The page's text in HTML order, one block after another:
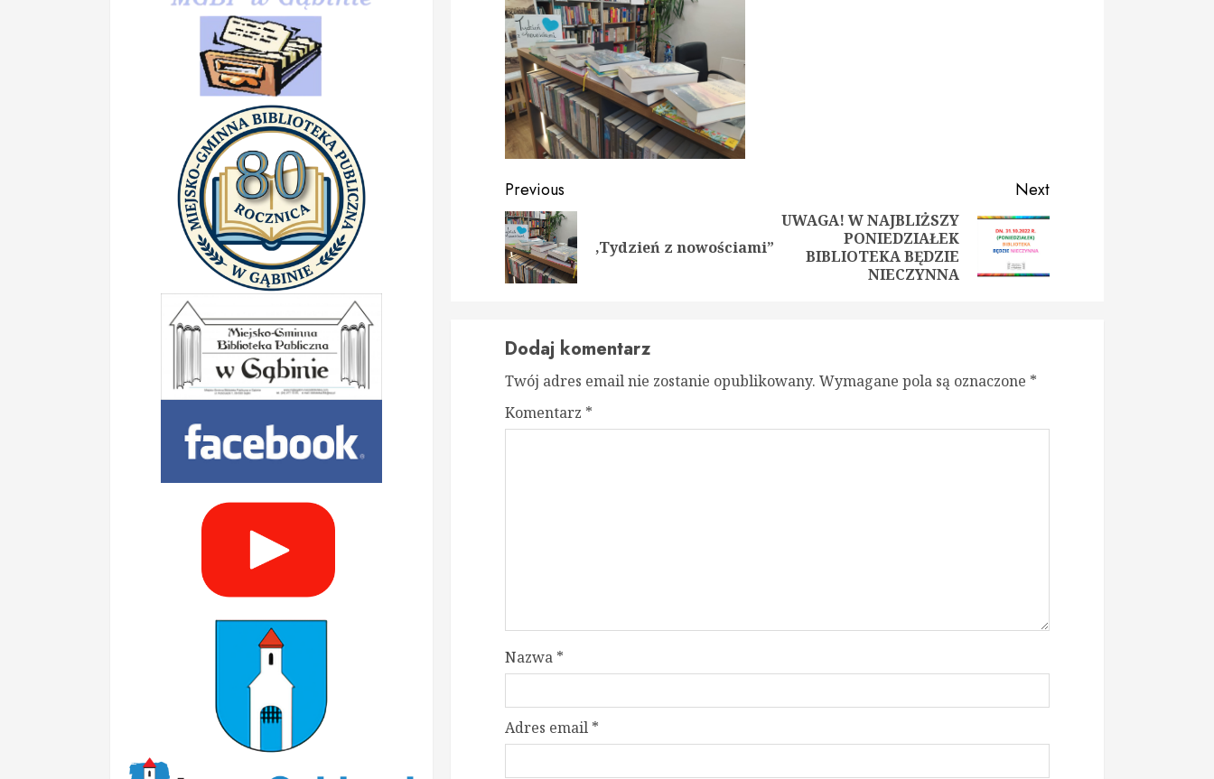
Continue
Reading
Previous
post:
,Tydzień z nowościami”
Next
post:
UWAGA! W NAJBLIŻSZY
PONIEDZIAŁEK
BIBLIOTEKA BĘDZIE
NIECZYNNA
Dodaj komentarz
Twój adres email nie zostanie opublikowany. Wymagane pola są oznaczone *
Komentarz *
Nazwa *
Adres email *